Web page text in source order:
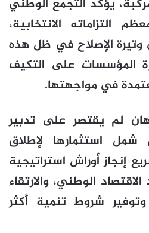
يؤكد التجمع الوطني
التزاماته الانتخابية،
وتيرة الإصلاح في ظل هذه
المؤسسات على التكيف
في مواجهتها.
لم يقتصر على تدبير
شمل استثمارها لإطلاق
إنجاز أوراش استراتيجية
الوطني، والارتقاء
وتوفير شروط تنمية أكثر